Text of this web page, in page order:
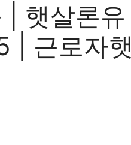
| 햇살론유
| 근로자햇